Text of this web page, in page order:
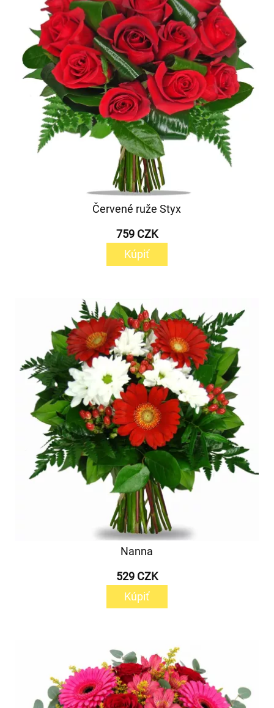
Červené ruže Styx
759 CZK
Kúpiť
Nanna
529 CZK
Kúpiť